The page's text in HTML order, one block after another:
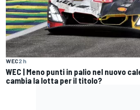
WEC2 h
WEC | Meno punti in palio nel nuovo
cambia la lotta per il titolo?